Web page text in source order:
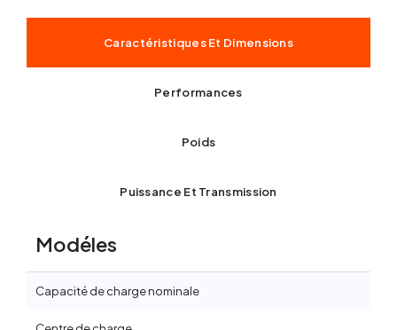
Caractéristiques Et Dimensions
Performances
Poids
Puissance Et Transmission
Modéles
Capacité de charge nominale